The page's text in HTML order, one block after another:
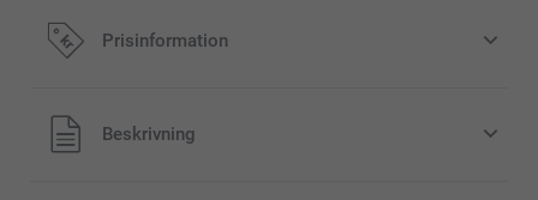
Prisinformation
Alla priser är i svenska kronor (SEK), inklusive moms och
exklusive porto.
Beskrivning